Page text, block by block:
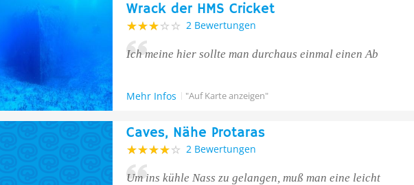
Wrack der HMS Cricket
2 Bewertungen
Ich meine hier sollte man durchaus einmal einen Ab
Mehr Infos "Auf Karte anzeigen"
Caves, Nähe Protaras
2 Bewertungen
Um ins kühle Nass zu gelangen, muß man eine leicht